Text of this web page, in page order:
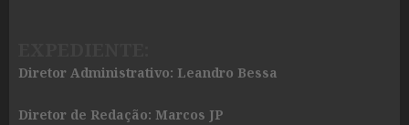
Diretor Administrativo: Leandro Bessa
Diretor de Redação: Marcos JP